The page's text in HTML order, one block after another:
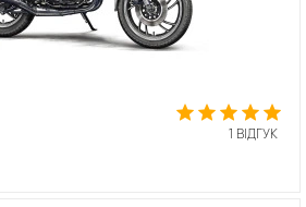
1 ВІДГУК